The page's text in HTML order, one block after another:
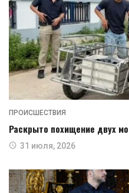
ПРОИСШЕСТВИЯ
Раскрыто похищение двух
31 июля, 2026